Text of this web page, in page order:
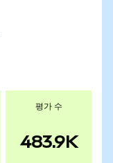
평가 수
483.9K